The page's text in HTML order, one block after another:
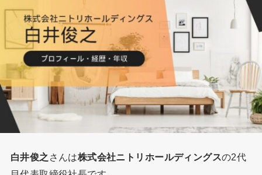
白井俊之 さんは株式会社ニトリホールディングスの2代